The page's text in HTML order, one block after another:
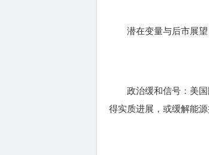
潜在变量与后市展望
政治缓和信号：美国
得实质进展，或缓解能源